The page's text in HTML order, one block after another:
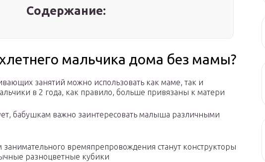
Содержание:
мальчика дома без мамы?
занятий можно использовать как маме, так и
в 2 года, как правило, больше привязаны к матери
бабушкам важно заинтересовать малыша различными
времяпрепровождения станут конструкторы
разноцветные кубики